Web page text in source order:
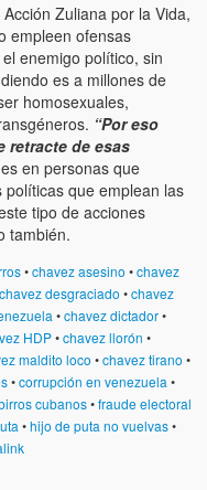
Zuliana por la Vida,
empleen ofensas
enemigo político, sin
es a millones de
homosexuales,
“Por eso
retracte de esas
en personas que
que emplean las
tipo de acciones
también.
•chavez asesino •chavez
chavez desgraciado •chavez
•chavez dictador•
HDP•chavez llorón •
maldito loco •chavez tirano •
•corrupción en venezuela •
cubanos•fraude electoral
•hijo de puta no vuelvas•